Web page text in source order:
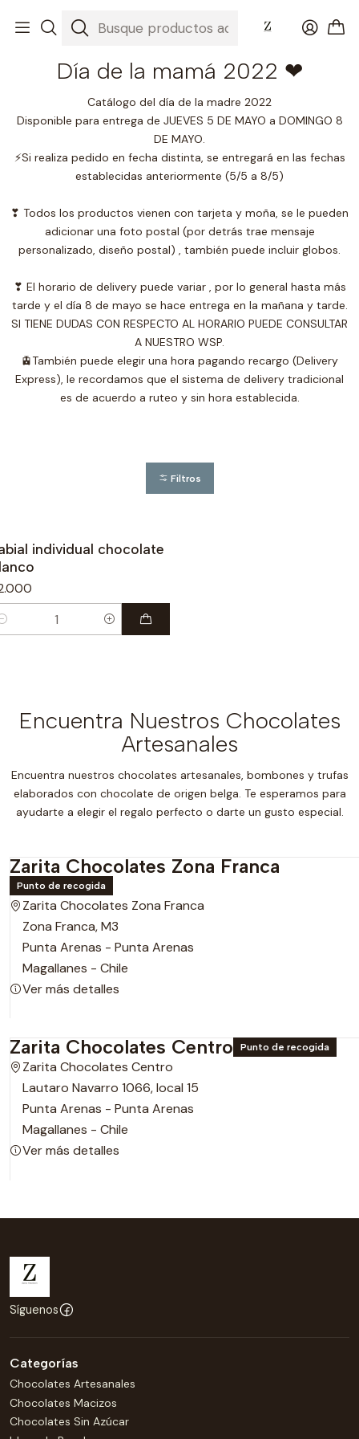
Día de la mamá 2022 ❤
Catálogo del día de la madre 2022
Disponible para entrega de JUEVES 5 DE MAYO a DOMINGO 8
DE MAYO.
⚡Si realiza pedido en fecha distinta, se entregará en las fechas
establecidas anteriormente (5/5 a 8/5)
❣ Todos los productos vienen con tarjeta y moña, se le pueden
adicionar una foto postal (por detrás trae mensaje
personalizado, diseño postal) , también puede incluir globos.
❣ El horario de delivery puede variar , por lo general hasta más
tarde y el día 8 de mayo se hace entrega en la mañana y tarde.
SI TIENE DUDAS CON RESPECTO AL HORARIO PUEDE CONSULTAR
A NUESTRO WSP.
🚊También puede elegir una hora pagando recargo (Delivery
Express), le recordamos que el sistema de delivery tradicional
es de acuerdo a ruteo y sin hora establecida.
Filtros
individual chocolate
Encuentra Nuestros Chocolates
Artesanales
Encuentra nuestros chocolates artesanales, bombones y trufas
elaborados con chocolate de origen belga. Te esperamos para
ayudarte a elegir el regalo perfecto o darte un gusto especial.
Zarita Chocolates Zona Franca
Punto de recogida
Zarita Chocolates Zona Franca
Zona Franca, M3
Punta Arenas - Punta Arenas
Magallanes - Chile
Ver más detalles
Zarita Chocolates Centro Punto de recogida
Zarita Chocolates Centro
Lautaro Navarro 1066, local 15
Punta Arenas - Punta Arenas
Magallanes - Chile
Ver más detalles
Síguenos
Categorías
Chocolates Artesanales
Chocolates Macizos
Chocolates Sin Azúcar